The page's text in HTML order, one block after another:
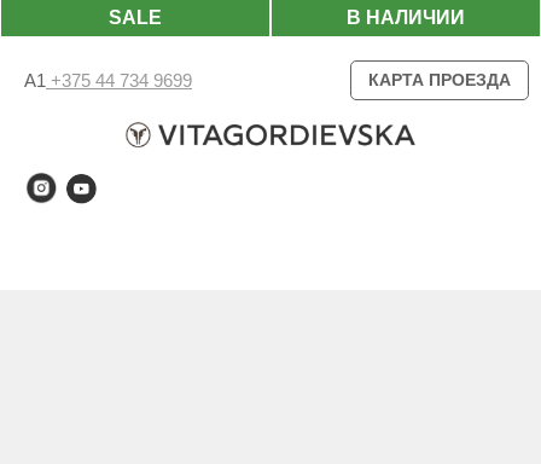
В НАЛИЧИИ
SALE
А1 +375 44 734 9699 КАРТА ПРОЕЗДА